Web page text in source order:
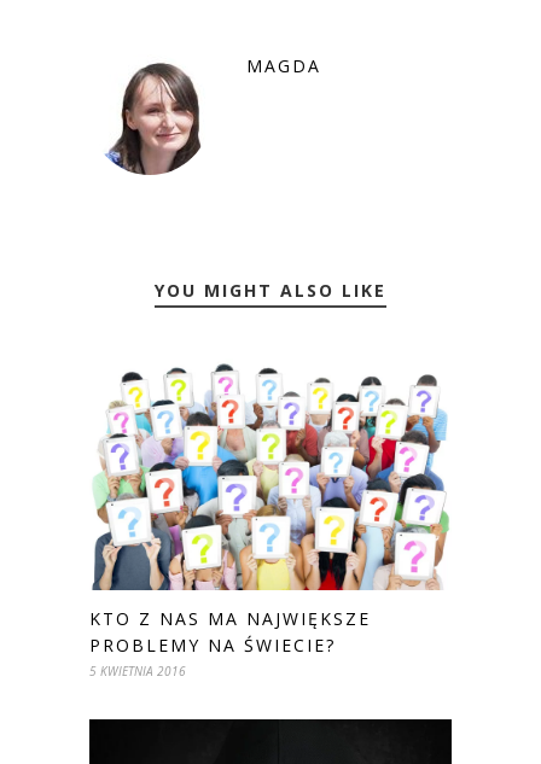
MAGDA
YOU MIGHT ALSO LIKE
KTO Z NAS MA NAJWIĘKSZE
PROBLEMY NA ŚWIECIE?
5 KWIETNIA 2016